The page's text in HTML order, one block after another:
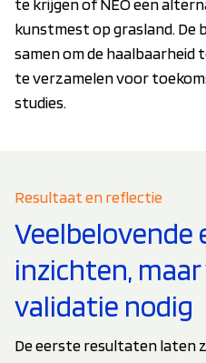
te krijgen of NEO een
kunstmest op grasland.
samen om de
te verzamelen voor
studies.
Resultaat en reflectie
Veelbelovende
inzichten,
validatie nodig
De eerste resultaten laten